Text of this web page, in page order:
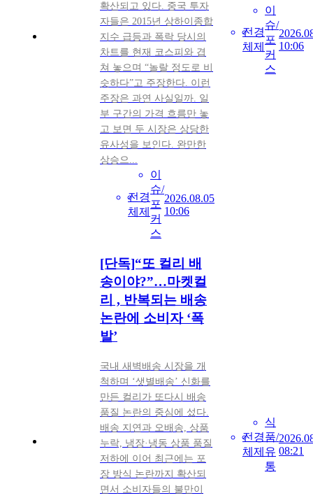
확산되고 있다. 중국 투자
자들은 2015년 상하이종합
지수 급등과 폭락 당시의
차트를 현재 코스피와 겹
쳐 놓으며 “놀랄 정도로 비
슷하다”고 주장한다. 이런
주장은 과연 사실일까. 일
부 구간의 가격 흐름만 놓
고 보면 두 시장은 상당한
유사성을 보인다. 완만한
상승으...
전
체
경
제
이
슈/
포
커
스
2026.08.05
10:06
전
체
경
제
이
슈/
포
커
스
10:06
[단독]“또 컬리 배
송이야?”…마켓컬
리 , 반복되는 배송
논란에 소비자 ‘폭
발’
국내 새벽배송 시장을 개
척하며 ‘샛별배송’ 신화를
만든 컬리가 또다시 배송
품질 논란의 중심에 섰다.
배송 지연과 오배송, 상품
누락, 냉장·냉동 상품 품질
저하에 이어 최근에는 포
장 방식 논란까지 확산되
면서 소비자들의 불만이
전
체
경
제
식
품/
유
통
08:21